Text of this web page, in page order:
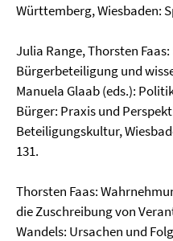
Württemberg, Wiesbaden:
Julia Range, Thorsten
Bürgerbeteiligung und
Manuela Glaab (eds.):
Bürger: Praxis und
Beteiligungskultur,
131.
Thorsten Faas:
die Zuschreibung von
Wandels: Ursachen und